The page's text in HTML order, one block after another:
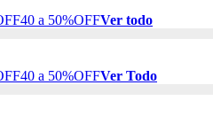
40 a 50%OFFVer todo
40 a 50%OFFVer Todo